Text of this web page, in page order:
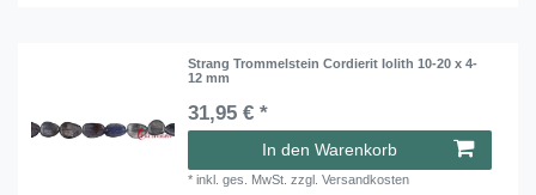
Strang Trommelstein Cordierit Iolith 10-20 x 4-
12 mm
31,95 € *
In den Warenkorb
*inkl. ges. MwSt. zzgl.Versandkosten